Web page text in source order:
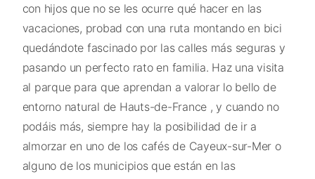
con hijos que no se les ocurre qué hacer en las
vacaciones, probad con una ruta montando en bici
quedándote fascinado por las calles más seguras y
pasando un perfecto rato en familia. Haz una visita
al parque para que aprendan a valorar lo bello de
entorno natural de Hauts-de-France , y cuando no
podáis más, siempre hay la posibilidad de ir a
almorzar en uno de los cafés de Cayeux-sur-Mer o
alguno de los municipios que están en las